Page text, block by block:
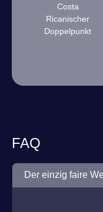
Costa
Ricanischer
Doppelpunkt
FAQ
Der einzig faire